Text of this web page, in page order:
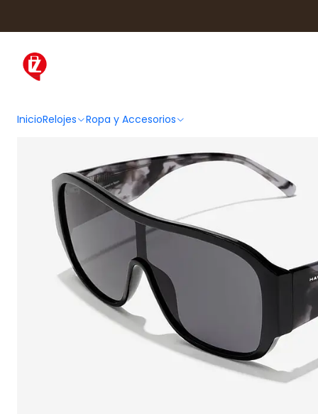
InicioRelojes Ropa y Accesorios